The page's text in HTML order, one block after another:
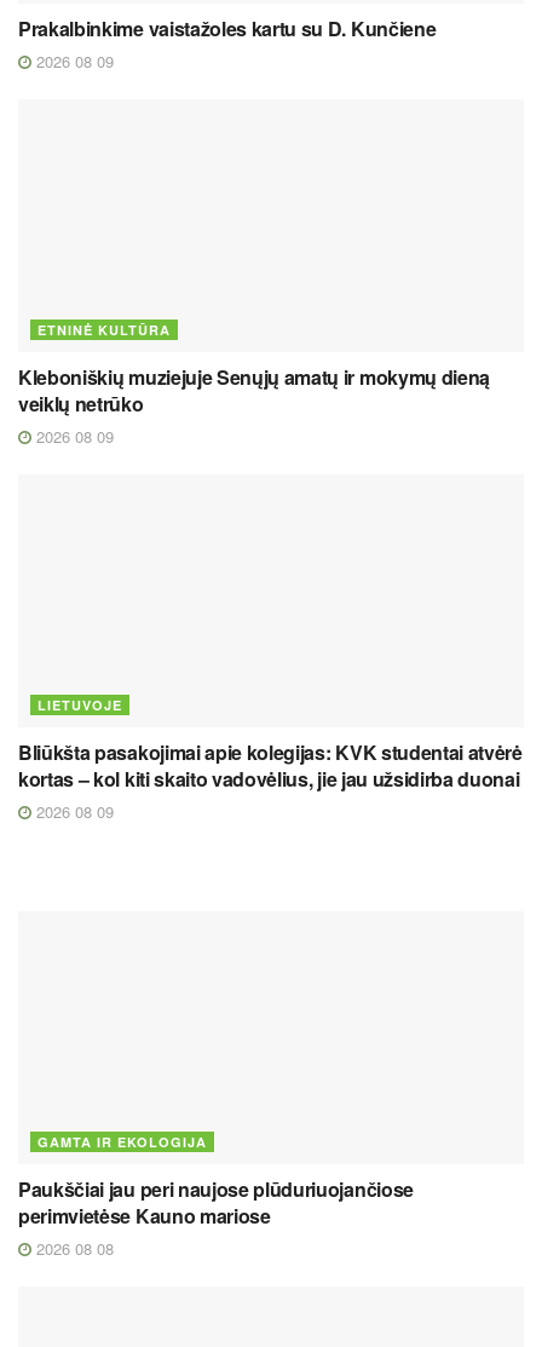
Prakalbinkime vaistažoles kartu su D. Kunčiene
2026 08 09
ETNINĖ KULTŪRA
Kleboniškių muziejuje Senųjų amatų ir mokymų dieną
veiklų netrūko
2026 08 09
LIETUVOJE
Bliūkšta pasakojimai apie kolegijas: KVK studentai atvėrė
kortas – kol kiti skaito vadovėlius, jie jau užsidirba duonai
2026 08 09
GAMTA IR EKOLOGIJA
Paukščiai jau peri naujose plūduriuojančiose
perimvietėse Kauno mariose
2026 08 08